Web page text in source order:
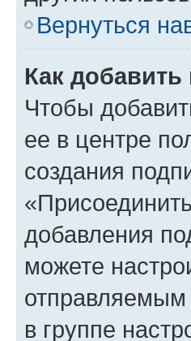
Вернуться
Как
Чтобы
ее в центре
создания
добавления
можете
в группе